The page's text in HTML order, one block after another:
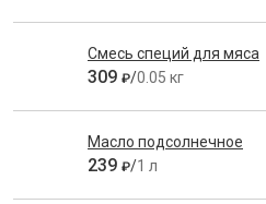
Смесь специй для мяса
309 ₽/0.05 кг
Масло подсолнечное
239 ₽/1 л